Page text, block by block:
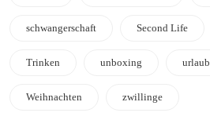
schwangerschaft Second Life
Trinken unboxing urlaub
Weihnachten zwillinge